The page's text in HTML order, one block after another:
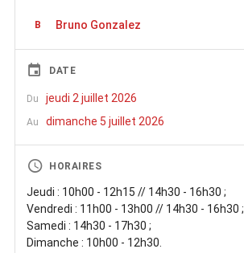
B Bruno Gonzalez
DATE
Du jeudi 2 juillet 2026
Au dimanche 5 juillet 2026
HORAIRES
Jeudi : 10h00 - 12h15 // 14h30 - 16h30 ;
Vendredi : 11h00 - 13h00 // 14h30 - 16h30 ;
Samedi : 14h30 - 17h30 ;
Dimanche : 10h00 - 12h30.